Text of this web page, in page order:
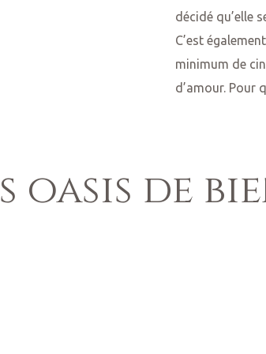
décidé qu’elle
C’est
minimum de
d’amour. Pour
oasis de